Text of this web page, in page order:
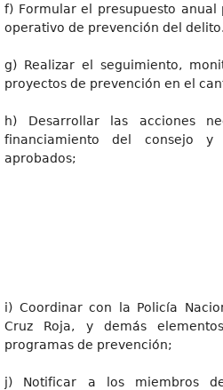
f) Formular el presupuesto
operativo de prevención del delito.
g) Realizar el seguimiento,
proyectos de prevención en el
h) Desarrollar las acciones
financiamiento del consejo
aprobados;
i) Coordinar con la Policía
Cruz Roja, y demás
programas de prevención;
j) Notificar a los miembros